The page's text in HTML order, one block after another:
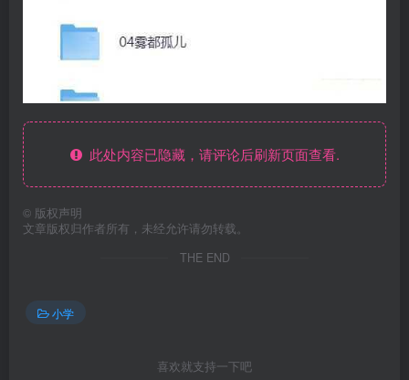
此处内容已隐藏，请评论后刷新页面查看.
© 版权声明
文章版权归作者所有，未经允许请勿转载。
THE END
小学
喜欢就支持一下吧